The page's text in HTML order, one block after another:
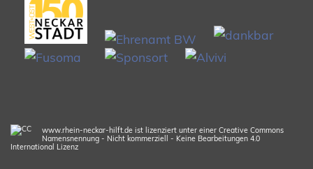
www.rhein-neckar-hilft.de ist lizenziert unter einer Creative Commons
Namensnennung - Nicht kommerziell - Keine Bearbeitungen 4.0
International Lizenz